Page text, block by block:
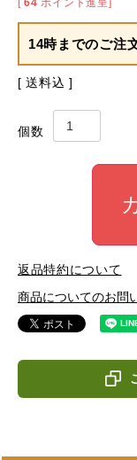
14時までのご注
送料込
返品特約について
商品についてのお問